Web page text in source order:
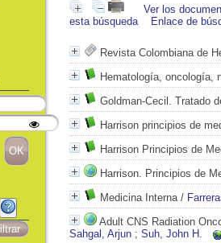
Ver los
esta búsqueda
Enlace de
Revista Colombiana de
Hematología, oncología,
Goldman-Cecil. Tratado
Harrison principios de
Harrison Principios de
Harrison. Principios de
Medicina Interna/
Adult CNS Radiation
Sahgal, Arjun ; Suh, John H.